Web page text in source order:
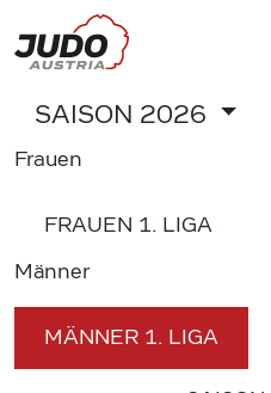
SAISON 2026
Frauen
FRAUEN 1. LIGA
Männer
MÄNNER 1. LIGA